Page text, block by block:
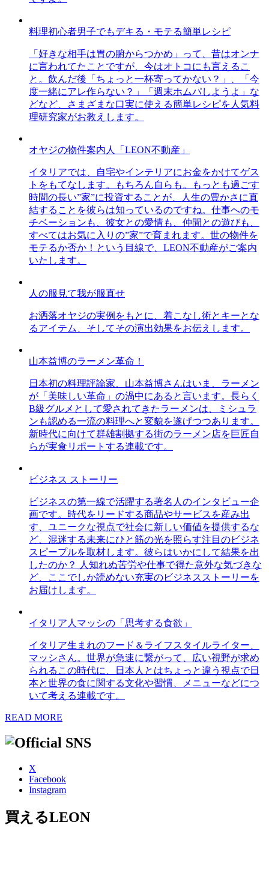
料理初心者男子でもデキる・モテる簡単レシピ
「好きな相手は胃の腑からつかめ」って、昔はオンナ
に言われてたことですが、今はオトコにも言えるこ
と。飲んだ後「ちょっと一杯寄ってかない？」、「今
度一緒にアレ作らない？」「週末ホムパしようよ」な
どなど、さまざまな口実に使える簡単レシピを人気料
理研究家がお教えします。
オヤジの物件案内人「LEON不動産」
イタリアでは、自宅やインテリアにお金をかけてゲス
トをもてなします。もちろん自らも。もっとも過ごす
時間の長い”家”に投資することが、人生の豊かさに直
結することを彼らは知っているのですね。仕事へのモ
チベーションも、彼女との愛情も、仲間との遊びも、
すべてはお気に入りの”家”で育まれます。世の物件を
モテるか否か！という目線で、LEON不動産がご案内
いたします。
人の服見て我が服直せ
お洒落オヤジの実例をもとに、着こなし術とキーとな
るアイテム、そしてその演出効果をお伝えします。
山本益博のラーメン革命！
日本初の料理評論家、山本益博さんはいま、ラーメン
が「美味しい革命」の渦中にあると言います。長らく
B級グルメとして愛されてきたラーメンは、ミシュラ
ンも認める一流の料理へと変貌を遂げつつあります。
新時代に向けて群雄割拠する街のラーメン店を巨匠自
らが実食リポートする連載です。
ビジネス ストーリー
ビジネスの第一線で活躍する著名人のインタビュー企
画です。時代をリードする商品やサービスを産み出
す、ユニークな視点で社会に新しい価値を提供するな
ど、混迷する未来にひと筋の光を照らす注目のビジネ
スピープルを取材します。彼らはいかにして結果を出
したのか？ 人知れぬ苦労や仕事で得た意外な気づきな
ど、ここでしか読めない充実のビジネスストーリーを
お届けします。
イタリア人マッシの「思考する食欲」
イタリア生まれのフード＆ライフスタイルライター、
マッシさん。世界が急速に繋がって、広い視野が求め
られるこの時代に、日本人とはちょっと違う視点で日
本と世界の食に関する文化や習慣、メニューなどにつ
いて考える連載です。
READ MORE
X
Facebook
Instagram
買えるLEON